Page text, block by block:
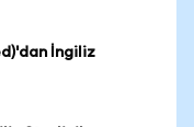
İngiliz